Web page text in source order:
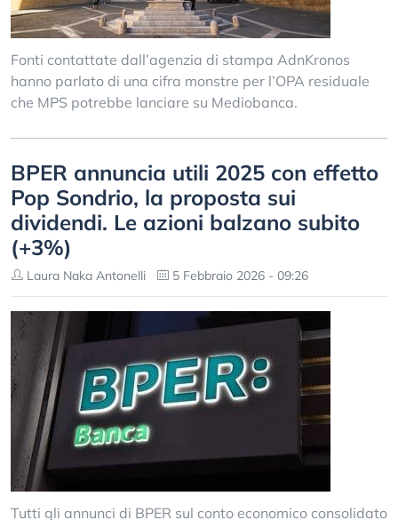
Fonti contattate dall’agenzia di stampa AdnKronos
hanno parlato di una cifra monstre per l’OPA residuale
che MPS potrebbe lanciare su Mediobanca.
BPER annuncia utili 2025 con effetto
Pop Sondrio, la proposta sui
dividendi. Le azioni balzano subito
(+3%)
Laura Naka Antonelli 5 Febbraio 2026 - 09:26
Tutti gli annunci di BPER sul conto economico consolidato